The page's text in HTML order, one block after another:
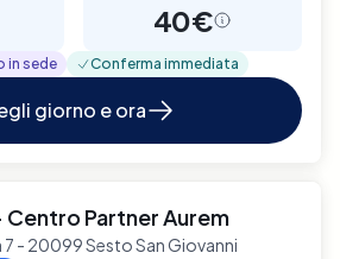
40€
in sede Conferma immediata
giorno e ora
Centro Partner Aurem
7 - 20099 Sesto San Giovanni